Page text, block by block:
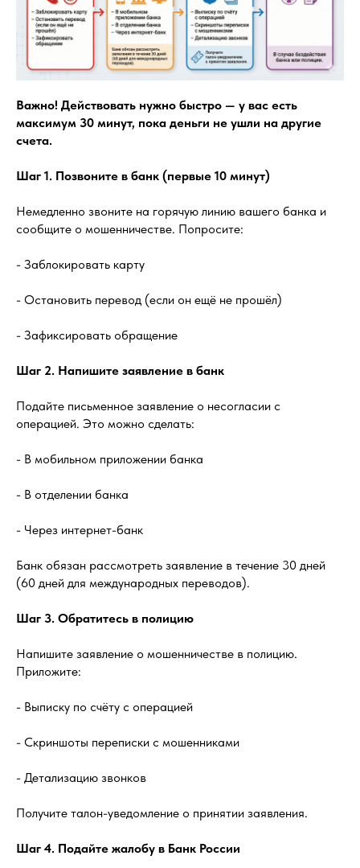
Важно! Действовать нужно быстро — у вас есть
максимум 30 минут, пока деньги не ушли на другие
счета.
Шаг 1. Позвоните в банк (первые 10 минут)
Немедленно звоните на горячую линию вашего банка и
сообщите о мошенничестве. Попросите:
- Заблокировать карту
- Остановить перевод (если он ещё не прошёл)
- Зафиксировать обращение
Шаг 2. Напишите заявление в банк
Подайте письменное заявление о несогласии с
операцией. Это можно сделать:
- В мобильном приложении банка
- В отделении банка
- Через интернет-банк
Банк обязан рассмотреть заявление в течение 30 дней
(60 дней для международных переводов).
Шаг 3. Обратитесь в полицию
Напишите заявление о мошенничестве в полицию.
Приложите:
- Выписку по счёту с операцией
- Скриншоты переписки с мошенниками
- Детализацию звонков
Получите талон-уведомление о принятии заявления.
Шаг 4. Подайте жалобу в Банк России